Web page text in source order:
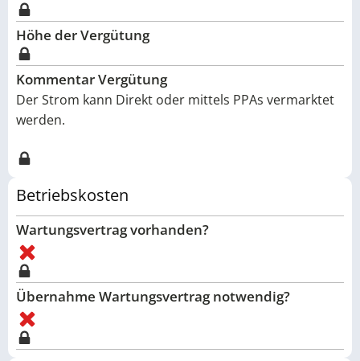
Höhe der Vergütung
Kommentar Vergütung
Der Strom kann Direkt oder mittels PPAs vermarktet
werden.
Betriebskosten
Wartungsvertrag vorhanden?
Übernahme Wartungsvertrag notwendig?